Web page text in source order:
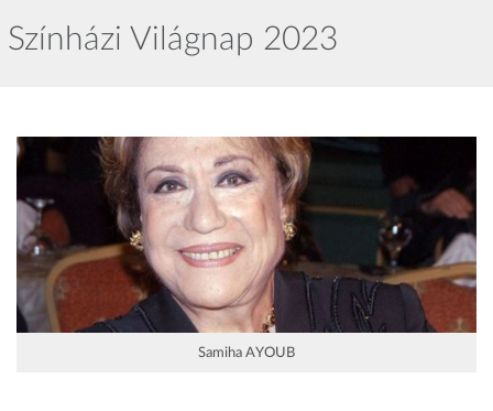
Színházi Világnap 2023
Samiha AYOUB